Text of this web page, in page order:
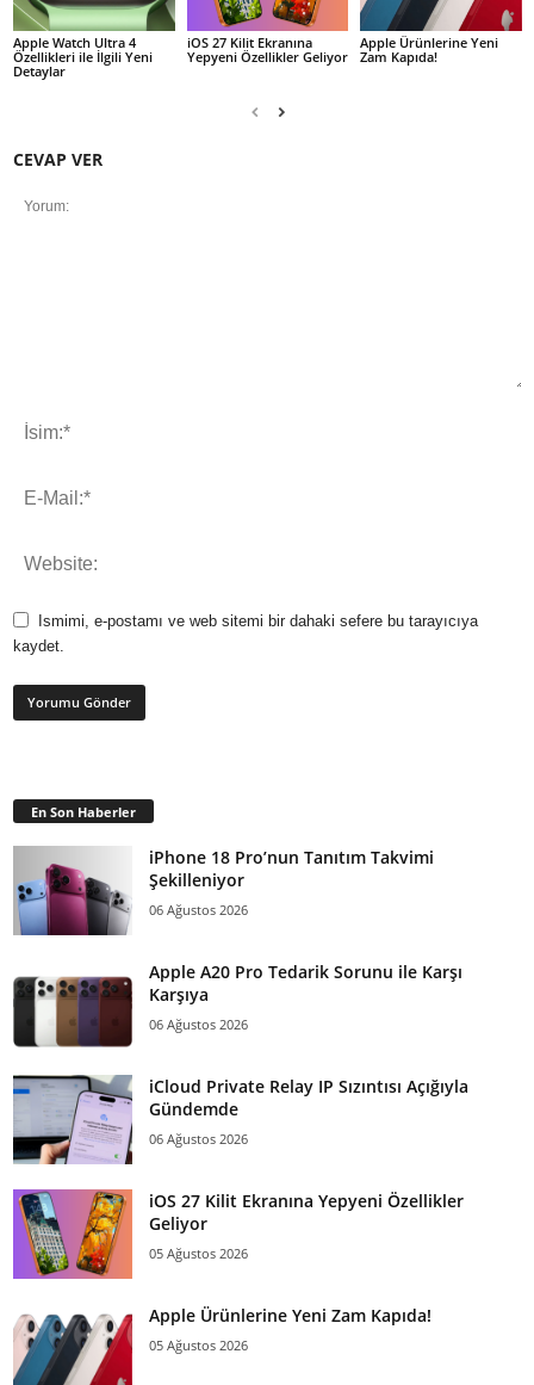
Apple Watch Ultra 4
Özellikleri ile İlgili Yeni
Detaylar
iOS 27 Kilit Ekranına
Yepyeni Özellikler Geliyor
Apple Ürünlerine Yeni
Zam Kapıda!
CEVAP VER
Ismimi, e-postamı ve web sitemi bir dahaki sefere bu tarayıcıya
kaydet.
En Son Haberler
iPhone 18 Pro’nun Tanıtım Takvimi
Şekilleniyor
06 Ağustos 2026
Apple A20 Pro Tedarik Sorunu ile Karşı
Karşıya
06 Ağustos 2026
iCloud Private Relay IP Sızıntısı Açığıyla
Gündemde
06 Ağustos 2026
iOS 27 Kilit Ekranına Yepyeni Özellikler
Geliyor
05 Ağustos 2026
Apple Ürünlerine Yeni Zam Kapıda!
05 Ağustos 2026